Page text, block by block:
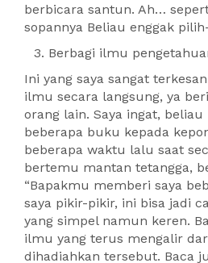
berbicara santun. Ah…
sopannya Beliau enggak
Berbagi ilmu
Ini yang saya sangat
ilmu secara langsung, ya
orang lain. Saya ingat,
beberapa buku kepada
beberapa waktu lalu saat
bertemu mantan tetangga,
“Bapakmu memberi saya
saya pikir-pikir, ini bisa jadi
yang simpel namun keren.
ilmu yang terus mengalir
dihadiahkan tersebut. Baca